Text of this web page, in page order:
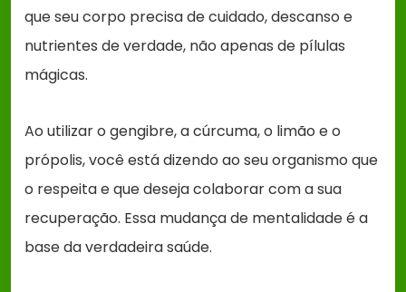
que seu corpo precisa de cuidado, descanso e
nutrientes de verdade, não apenas de pílulas
mágicas.
Ao utilizar o gengibre, a cúrcuma, o limão e o
própolis, você está dizendo ao seu organismo que
o respeita e que deseja colaborar com a sua
recuperação. Essa mudança de mentalidade é a
base da verdadeira saúde.